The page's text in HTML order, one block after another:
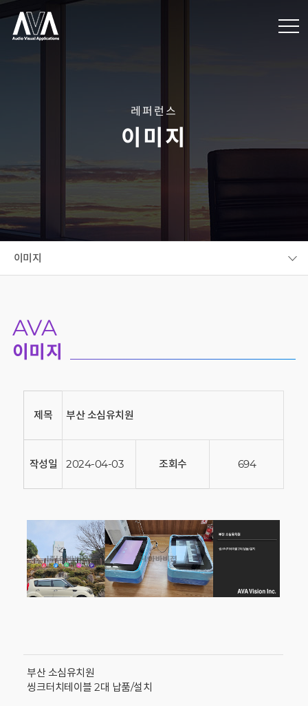
레퍼런스
이미지
이미지
AVA
이미지
제목 부산 소심유치원
작성일 2024-04-03 조회수 694
부산 소심유치원
씽크터치테이블 2대 납품/설치